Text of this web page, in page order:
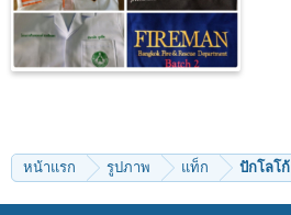
หน้าแรก รูปภาพ แท็ก ปักโลโก้